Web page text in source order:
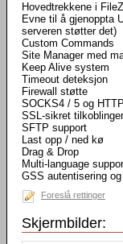
Hovedtrekkene i
Evne til å gjenoppta
serveren støtter det)
Custom Commands
Site Manager med
Keep Alive system
Timeout deteksjon
Firewall støtte
SOCKS4 / 5 og
SSL-sikret tilkoblinger
SFTP support
Last opp / ned kø
Drag & Drop
Multi-language
GSS autentisering
Foreslå rettinger
Skjermbilder: